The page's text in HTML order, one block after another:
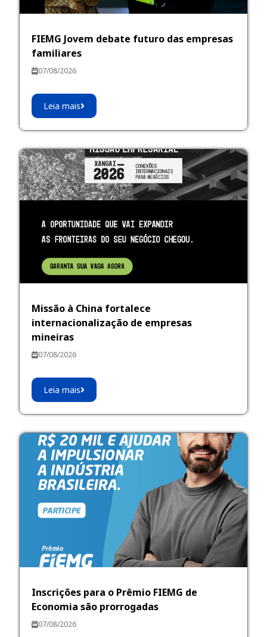
FIEMG Jovem debate futuro das empresas
familiares
07/08/2026
Leia mais
Missão à China fortalece
internacionalização de empresas
mineiras
07/08/2026
Leia mais
Inscrições para o Prêmio FIEMG de
Economia são prorrogadas
07/08/2026